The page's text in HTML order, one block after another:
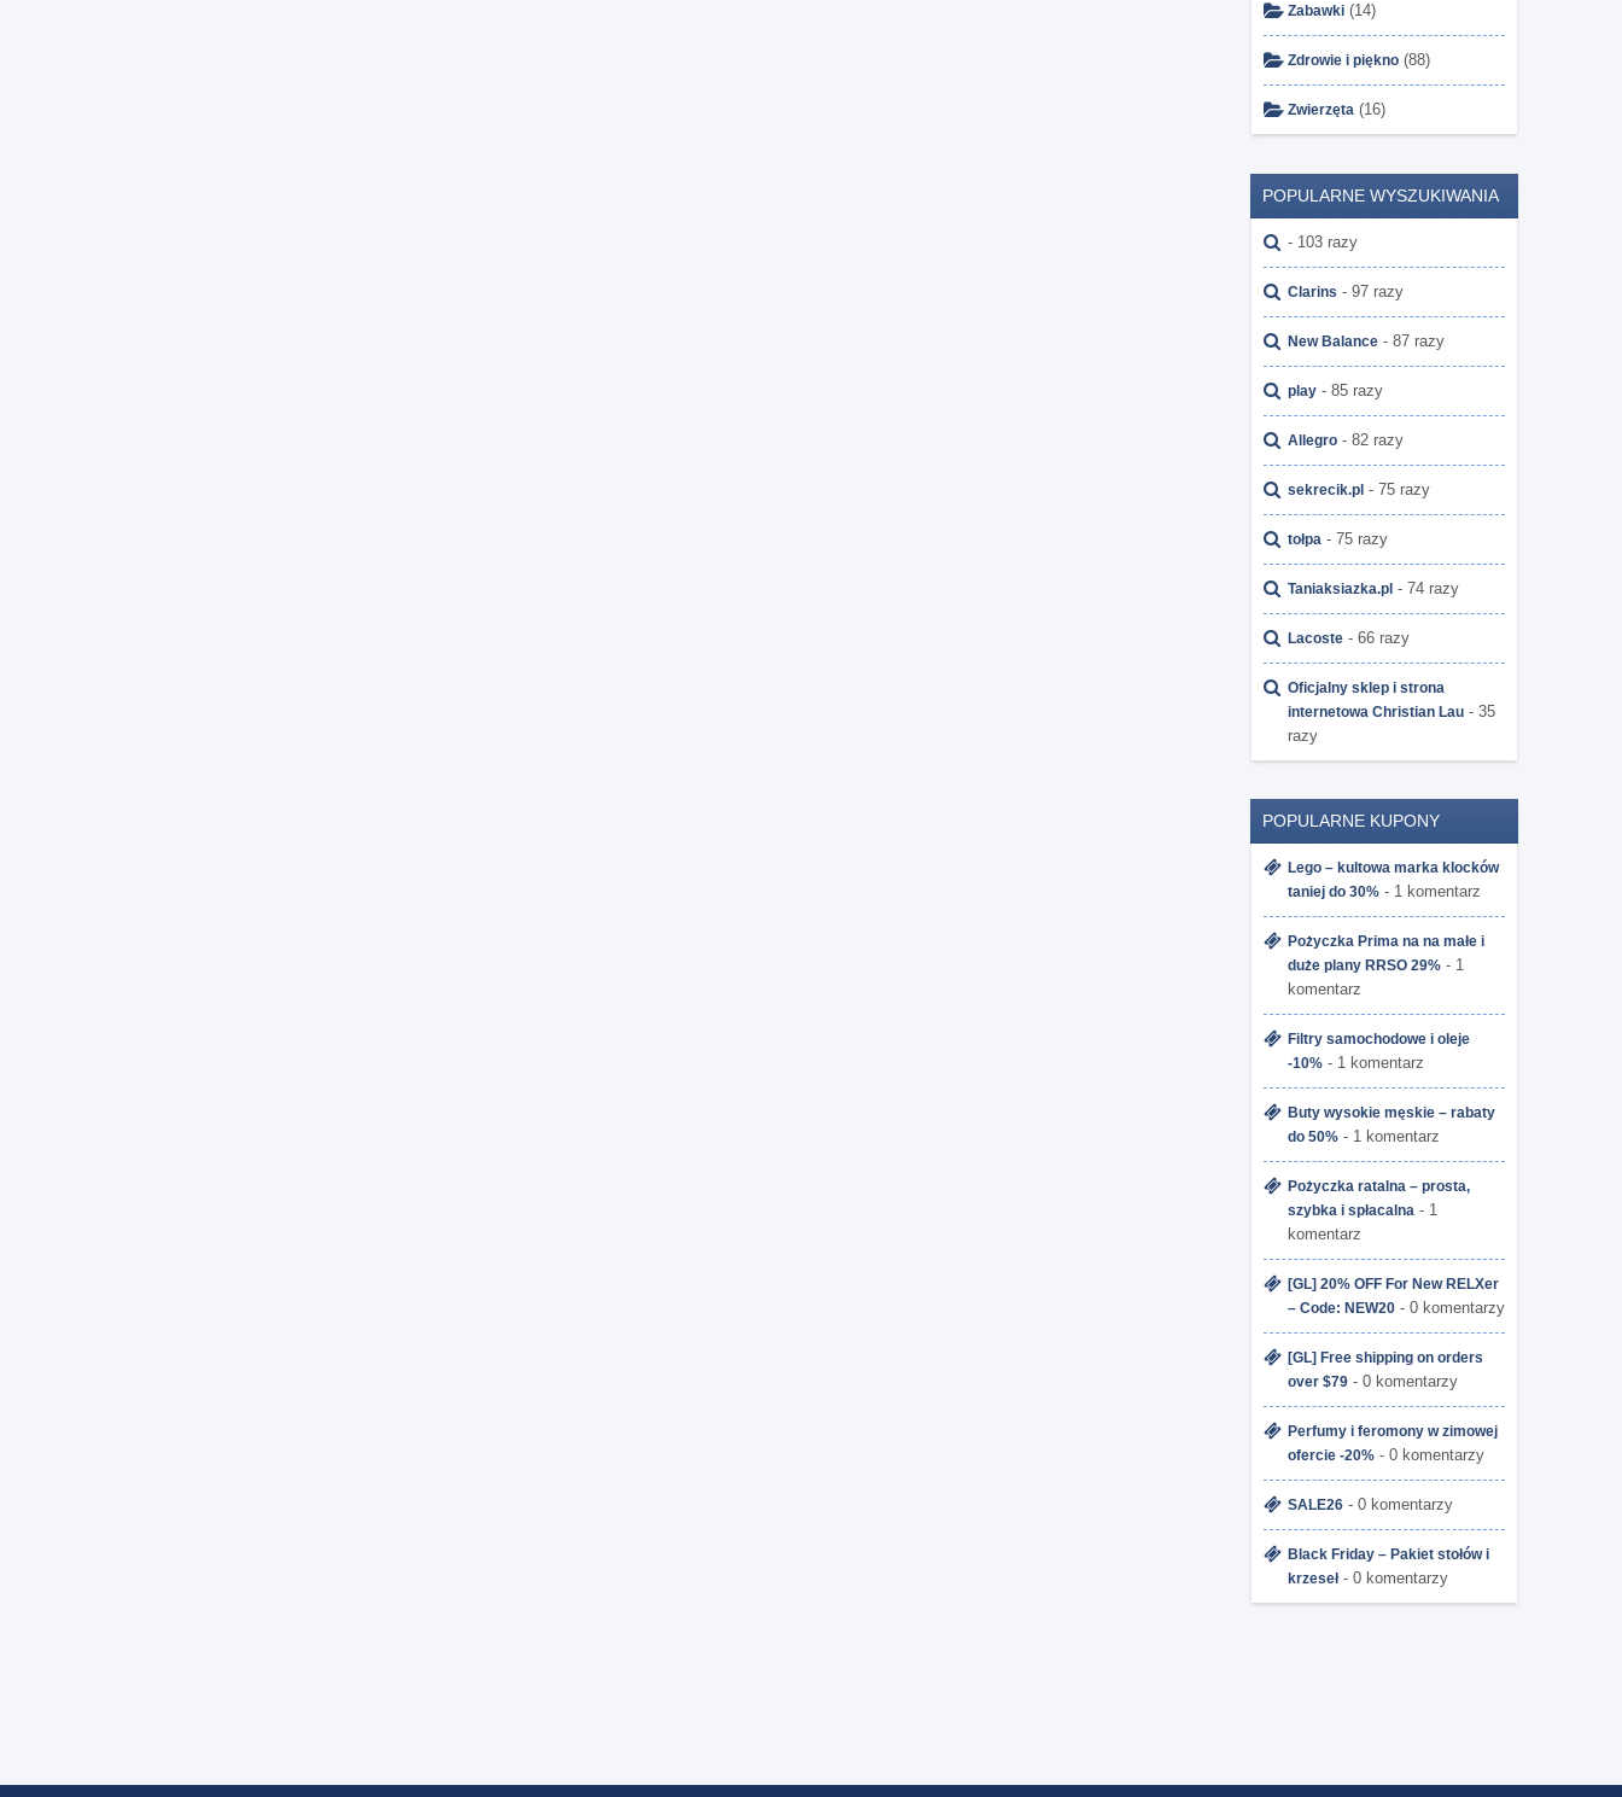
Zabawki (14)
Zdrowie i piękno (88)
Zwierzęta (16)
POPULARNE WYSZUKIWANIA
- 103 razy
Clarins - 97 razy
New Balance - 87 razy
play - 85 razy
Allegro - 82 razy
sekrecik.pl - 75 razy
tołpa - 75 razy
Taniaksiazka.pl - 74 razy
Lacoste - 66 razy
Oficjalny sklep i strona
internetowa Christian Lau - 35
razy
POPULARNE KUPONY
Lego – kultowa marka klocków
taniej do 30% - 1 komentarz
Pożyczka Prima na na małe i
duże plany RRSO 29% - 1
komentarz
Filtry samochodowe i oleje
-10% - 1 komentarz
Buty wysokie męskie – rabaty
do 50% - 1 komentarz
Pożyczka ratalna – prosta,
szybka i spłacalna - 1
komentarz
[GL] 20% OFF For New RELXer
– Code: NEW20 - 0 komentarzy
[GL] Free shipping on orders
over $79 - 0 komentarzy
Perfumy i feromony w zimowej
ofercie -20% - 0 komentarzy
SALE26 - 0 komentarzy
Black Friday – Pakiet stołów i
krzeseł- 0 komentarzy